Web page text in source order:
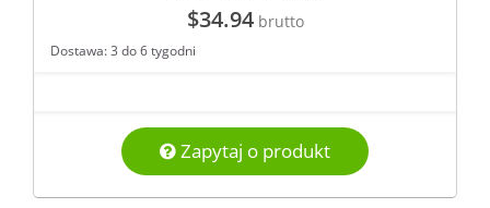
$34.94brutto
Dostawa: 3 do 6 tygodni
Zapytaj o produkt